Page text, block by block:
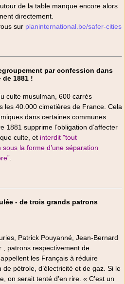
de la table manque encore alors
directement.
sur planinternational.be/safer-cities
par confession dans
de 1881 !
culte musulman, 600 carrés
les 40.000 cimetières de France. Cela
dans certaines communes.
1881 supprime l’obligation d’affecter
culte, et interdit "tout
la forme d’une séparation
- de trois grands patrons
Patrick Pouyanné, Jean-Bernard
, patrons respectivement de
les Français à réduire
de pétrole, d’électricité et de gaz. Si le
on serait tenté d’en rire. « C’est un